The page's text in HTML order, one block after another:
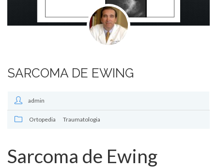
SARCOMA DE EWING
admin
Ortopedia Traumatologia
Sarcoma de Ewing